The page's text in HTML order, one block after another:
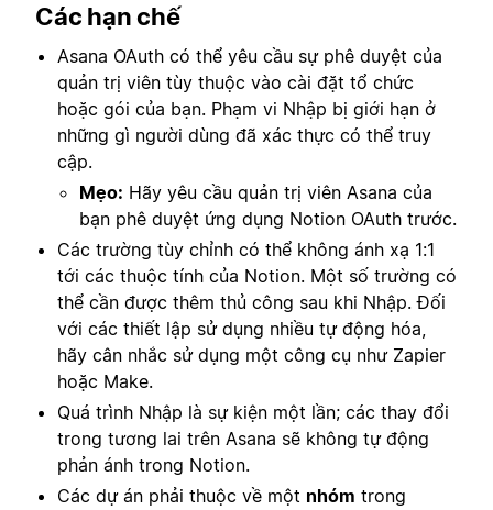
Các hạn chế
Asana OAuth có thể yêu cầu sự phê duyệt của
quản trị viên tùy thuộc vào cài đặt tổ chức
hoặc gói của bạn. Phạm vi Nhập bị giới hạn ở
những gì người dùng đã xác thực có thể truy
cập.
Mẹo: Hãy yêu cầu quản trị viên Asana của
bạn phê duyệt ứng dụng Notion OAuth trước.
Các trường tùy chỉnh có thể không ánh xạ 1:1
tới các thuộc tính của Notion. Một số trường có
thể cần được thêm thủ công sau khi Nhập. Đối
với các thiết lập sử dụng nhiều tự động hóa,
hãy cân nhắc sử dụng một công cụ như Zapier
hoặc Make.
Quá trình Nhập là sự kiện một lần; các thay đổi
trong tương lai trên Asana sẽ không tự động
phản ánh trong Notion.
Các dự án phải thuộc về một nhóm trong